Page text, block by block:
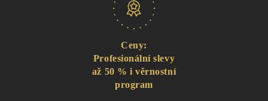
Ceny:
Profesionální slevy
až 50 % i věrnostní
program